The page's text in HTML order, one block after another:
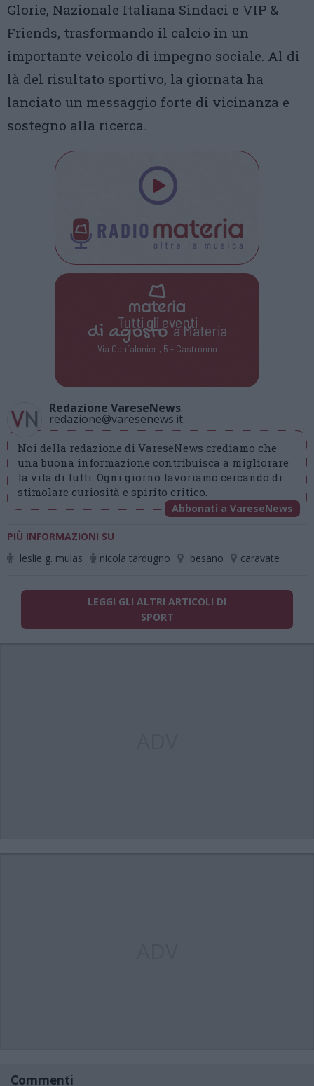
Glorie, Nazionale Italiana Sindaci e VIP &
Friends, trasformando il calcio in un
importante veicolo di impegno sociale. Al di
là del risultato sportivo, la giornata ha
lanciato un messaggio forte di vicinanza e
sostegno alla ricerca.
Tutti gli eventi
di agostoa Materia
Via Confalonieri, 5 - Castronno
Redazione VareseNews
redazione@varesenews.it
Noi della redazione di VareseNews crediamo che
una buona informazione contribuisca a migliorare
la vita di tutti. Ogni giorno lavoriamo cercando di
stimolare curiosità e spirito critico.
Abbonati a VareseNews
PIÙ INFORMAZIONI SU
leslie g. mulas
nicola tardugno besano caravate
LEGGI GLI ALTRI ARTICOLI DI
SPORT
Commenti